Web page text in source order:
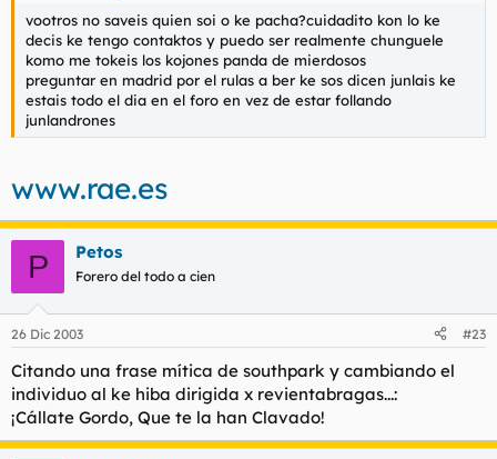
vootros no saveis quien soi o ke pacha?cuidadito kon lo ke
decis ke tengo contaktos y puedo ser realmente chunguele
komo me tokeis los kojones panda de mierdosos
preguntar en madrid por el rulas a ber ke sos dicen junlais ke
estais todo el dia en el foro en vez de estar follando
junlandrones
www.rae.es
P Petos
Forero del todo a cien
26 Dic 2003 #23
Citando una frase mítica de southpark y cambiando el
individuo al ke hiba dirigida x revientabragas...:
¡Cállate Gordo, Que te la han Clavado!